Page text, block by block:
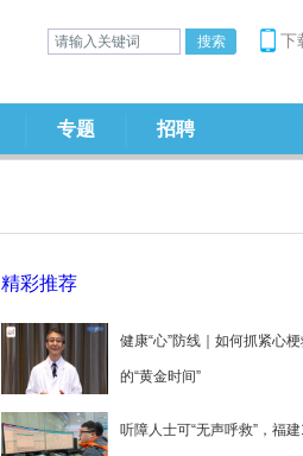
下
专题 招聘
精彩推荐
健康“心”防线｜如何抓紧心
的“黄金时间”
听障人士可“无声呼救”，福